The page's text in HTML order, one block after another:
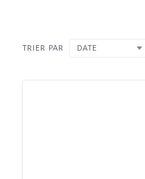
TRIER PAR DATE